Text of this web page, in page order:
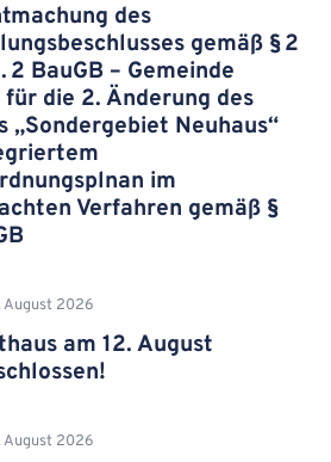
des
gemäß § 2
2 BauGB – Gemeinde
die 2. Änderung des
„Sondergebiet Neuhaus“
im
Verfahren gemäß §
August 2026
am 12. August
August 2026